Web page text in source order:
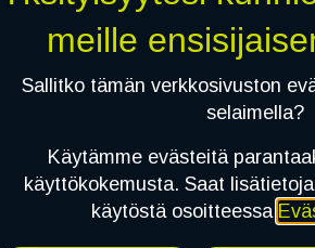
1X
meille
Sallitko tämän verkkosivuston
selaimella?
Käytämme evästeitä
käyttökokemusta. Saat
käytöstä osoitteessa